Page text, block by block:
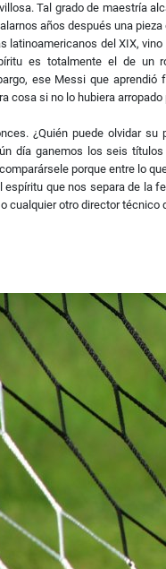
Tal grado de maestría
años después una
latinoamericanos del XIX,
es totalmente el de un
ese Messi que
cosa si no lo hubiera arropado
¿Quién puede olvidar
día ganemos los seis
porque entre lo
que nos separa de la
cualquier otro director